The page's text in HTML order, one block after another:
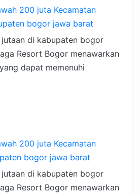
200 juta Kecamatan
bogor jawa barat
di kabupaten bogor
Resort Bogor menawarkan
dapat memenuhi
200 juta Kecamatan
bogor jawa barat
di kabupaten bogor
Resort Bogor menawarkan